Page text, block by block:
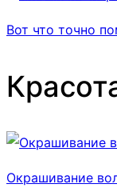
Вот что точно
Окрашивание